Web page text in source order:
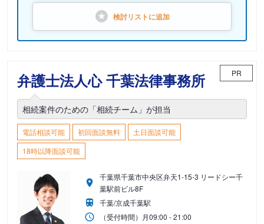
検討リストに追加
弁護士法人心 千葉法律事務所 PR
相続案件のための「相続チーム」が担当
電話相談可能 初回面談無料
土日面談可能
18時以降面談可能
千葉県千葉市中央区弁天1-15-3 リードシー千
葉駅前ビル8F
千葉/京成千葉駅
（受付時間） 月09:00 - 21:00